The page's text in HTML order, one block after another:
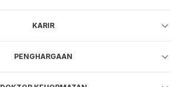
KARIR
PENGHARGAAN